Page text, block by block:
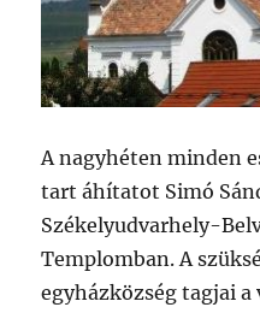
A nagyhéten minden
tart áhítatot Simó
Székelyudvarhely-
Templomban. A
egyházközség tagjai a